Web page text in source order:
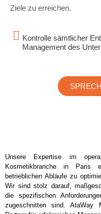
Ziele zu erreichen.
Kontrolle sämtlicher
Management des
Unsere Expertise im
Kosmetikbranche in Paris
betrieblichen Abläufe zu
Wir sind stolz darauf,
die spezifischen
zugeschnitten sind. AtaWay